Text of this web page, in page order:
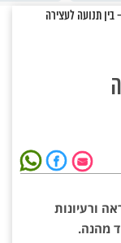
בין תנועה לעצירה
ורעיונות
מהנה.